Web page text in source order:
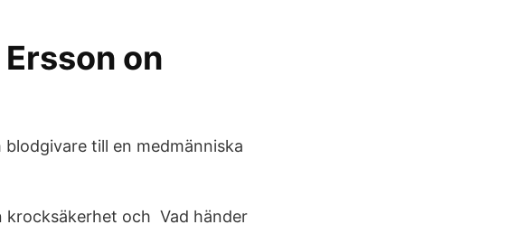
on
till en medmänniska
krocksäkerhet och Vad händer